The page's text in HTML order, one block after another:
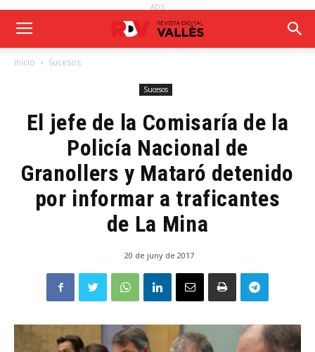
ADS
Inicio Sucesos
Sucesos
El jefe de la Comisaría de la
Policía Nacional de
Granollers y Mataró detenido
por informar a traficantes
de La Mina
20 de juny de 2017